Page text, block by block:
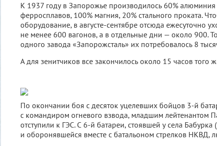
К 1937 году в Запорожье производилось 60% алюминия
ферросплавов, 100% магния, 20% стального проката.
оборудование, в августе-сентябре отсюда ежесуточно
не менее 600 вагонов, а в отдельные дни — около 900.
одного завода «Запорожсталь» их потребовалось 8
А для зенитчиков все закончилось около 15 часов того
По окончании боя с десяток уцелевших бойцов 3-й
с командиром огневого взвода, младшим лейтенантом
отступили к ГЭС. С 6-й батареи, стоявшей у села
и оборонявшейся вместе с батальоном стрелков НКВД,